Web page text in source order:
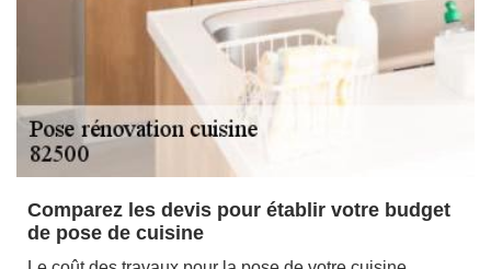
Comparez les devis pour établir votre budget
de pose de cuisine